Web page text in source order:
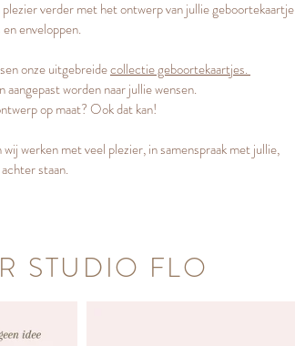
verdermet het ontwerp van jullie geboortekaartje
enveloppen.
onze uitgebreidecollectie geboortekaartjes.
worden naar jullie wensen.
op maat? Ook dat kan!
werken met veel plezier, in samenspraakmet jullie,
staan.
STUDIO FLO